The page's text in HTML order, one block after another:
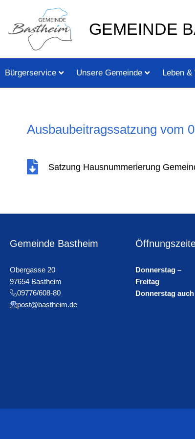
springen
GEMEINDE
Bürgerservice Unsere Gemeinde Leben
Ausbaubeitragssatzung vom
Satzung Hausnummerierung
Gemeinde Bastheim
Obergasse 20
97654 Bastheim
09776/608-80
post@bastheim.de
Donnerstag –
Freitag
Donnerstag auch